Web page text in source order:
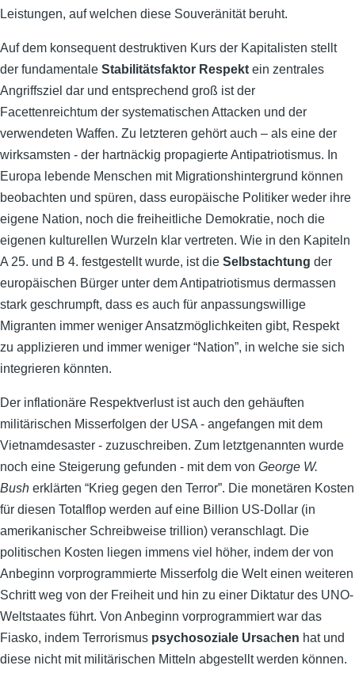
Leistungen, auf welchen diese Souveränität beruht.
Auf dem konsequent destruktiven Kurs der Kapitalisten stellt
der fundamentale Stabilitätsfaktor Respekt ein zentrales
Angriffsziel dar und entsprechend groß ist der
Facettenreichtum der systematischen Attacken und der
verwendeten Waffen. Zu letzteren gehört auch – als eine der
wirksamsten - der hartnäckig propagierte Antipatriotismus. In
Europa lebende Menschen mit Migrationshintergrund können
beobachten und spüren, dass europäische Politiker weder ihre
eigene Nation, noch die freiheitliche Demokratie, noch die
eigenen kulturellen Wurzeln klar vertreten. Wie in den Kapiteln
A 25. und B 4. festgestellt wurde, ist die Selbstachtung der
europäischen Bürger unter dem Antipatriotismus dermassen
stark geschrumpft, dass es auch für anpassungswillige
Migranten immer weniger Ansatzmöglichkeiten gibt, Respekt
zu applizieren und immer weniger “Nation”, in welche sie sich
integrieren könnten.
Der inflationäre Respektverlust ist auch den gehäuften
militärischen Misserfolgen der USA - angefangen mit dem
Vietnamdesaster - zuzuschreiben. Zum letztgenannten wurde
noch eine Steigerung gefunden - mit dem von George W.
Bush erklärten “Krieg gegen den Terror”. Die monetären Kosten
für diesen Totalflop werden auf eine Billion US-Dollar (in
amerikanischer Schreibweise trillion) veranschlagt. Die
politischen Kosten liegen immens viel höher, indem der von
Anbeginn vorprogrammierte Misserfolg die Welt einen weiteren
Schritt weg von der Freiheit und hin zu einer Diktatur des UNO-
Weltstaates führt. Von Anbeginn vorprogrammiert war das
Fiasko, indem Terrorismus psychosoziale Ursachen hat und
diese nicht mit militärischen Mitteln abgestellt werden können.